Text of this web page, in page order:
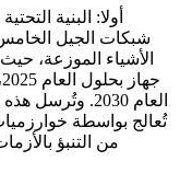
أولا: البنية
شبكات الجيل
العام 2030.
تُعالج بواسطة
من التنبؤ